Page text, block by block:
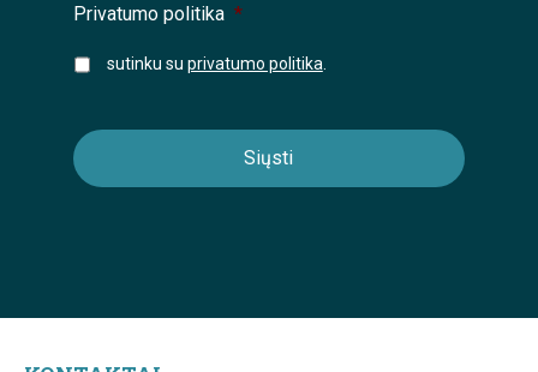
Privatumo politika *
sutinku su privatumo politika